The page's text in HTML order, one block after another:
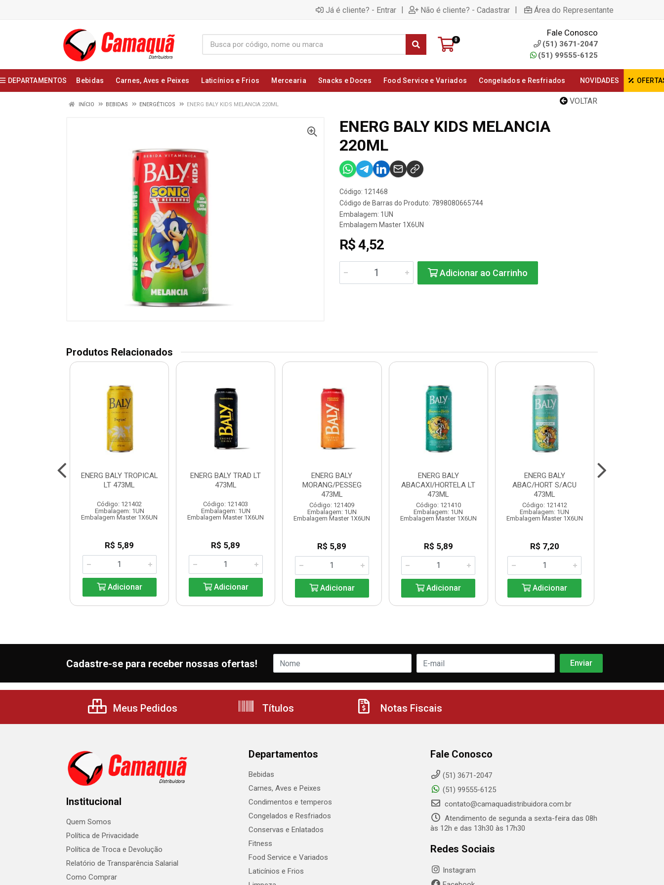
Já é cliente? - Entrar | Não é cliente? - Cadastrar | Área do Representante
0
Fale Conosco
(51) 3671-2047
(51) 99555-6125
DEPARTAMENTOS Bebidas Carnes, Aves e Peixes Laticínios e Frios Mercearia Snacks e Doces Food Service e Variados Congelados e Resfriados NOVIDADES
VOLTAR
INÍCIO BEBIDAS ENERGÉTICOS ENERG BALY KIDS MELANCIA 220ML
ENERG BALY KIDS MELANCIA
220ML
Código: 121468
Código de Barras do Produto: 7898080665744
Embalagem: 1UN
Embalagem Master 1X6UN
R$ 4,52
Adicionar ao Carrinho
Produtos Relacionados
ENERG BALY TROPICAL
LT 473ML
Código: 121402
Embalagem: 1UN
Embalagem Master 1X6UN
R$ 5,89
Adicionar
ENERG BALY TRAD LT
473ML
Código: 121403
Embalagem: 1UN
Embalagem Master 1X6UN
R$ 5,89
Adicionar
ENERG BALY
MORANG/PESSEG
473ML
Código: 121409
Embalagem: 1UN
Embalagem Master 1X6UN
R$ 5,89
Adicionar
ENERG BALY
ABACAXI/HORTELA LT
473ML
Código: 121410
Embalagem: 1UN
Embalagem Master 1X6UN
R$ 5,89
Adicionar
ENERG BALY
ABAC/HORT S/ACU
473ML
Código: 121412
Embalagem: 1UN
Embalagem Master 1X6UN
R$ 7,20
Adicionar
Cadastre-se para receber nossas ofertas!
Meus Pedidos Títulos Notas Fiscais
Institucional
Quem Somos
Política de Privacidade
Política de Troca e Devolução
Relatório de Transparência Salarial
Como Comprar
Departamentos
Bebidas
Carnes, Aves e Peixes
Condimentos e temperos
Congelados e Resfriados
Conservas e Enlatados
Fitness
Food Service e Variados
Laticínios e Frios
Fale Conosco
(51) 3671-2047
(51) 99555-6125
contato@camaquadistribuidora.com.br
Atendimento de segunda a sexta-feira das 08h
às 12h e das 13h30 às 17h30
Redes Sociais
Instagram